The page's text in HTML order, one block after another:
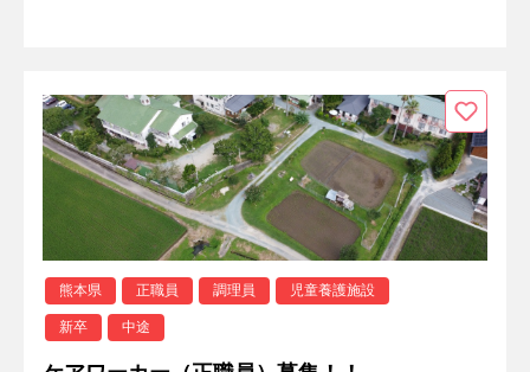
熊本県 正職員 調理員 児童養護施設
新卒 中途